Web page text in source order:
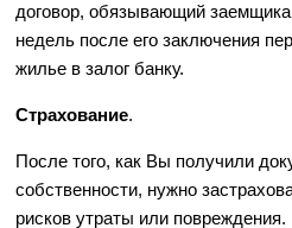
договор, обязывающий заемщика
недель после его заключения
жилье в залог банку.
Страхование.
После того, как Вы получили
собственности, нужно
рисков утраты или повреждения.